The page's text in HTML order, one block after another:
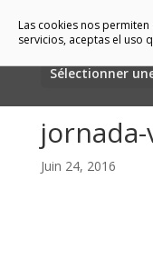
Sélectionner
Juin 24, 2016
Las cookies nos
servicios, aceptas el uso